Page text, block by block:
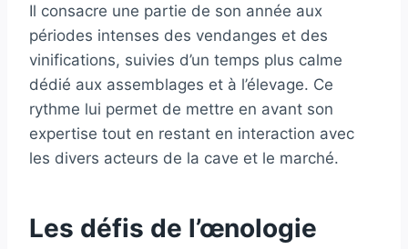
Il consacre une partie de son année aux
périodes intenses des vendanges et des
vinifications, suivies d’un temps plus calme
dédié aux assemblages et à l’élevage. Ce
rythme lui permet de mettre en avant son
expertise tout en restant en interaction avec
les divers acteurs de la cave et le marché.
Les défis de l’œnologie